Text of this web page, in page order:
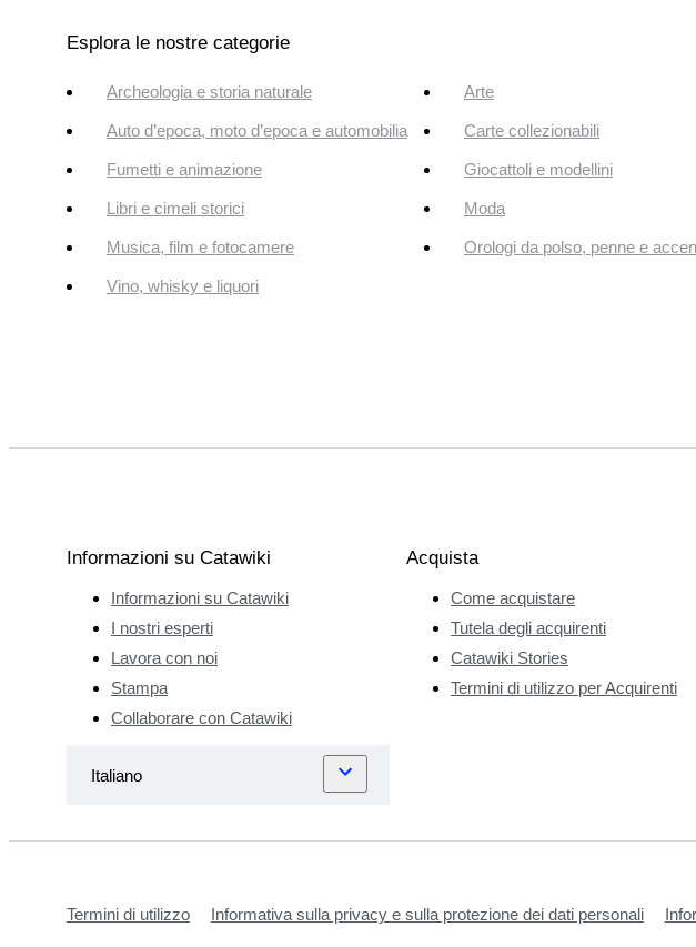
Esplora le nostre categorie
Archeologia e storia naturale Arte
Auto d’epoca, moto d’epoca e automobilia Carte collezionabili
Fumetti e animazione Giocattoli e modellini
Libri e cimeli storici Moda
Musica, film e fotocamere Orologi da polso, penne e
Vino, whisky e liquori
Informazioni su Catawiki
Informazioni su Catawiki
I nostri esperti
Lavora con noi
Stampa
Collaborare con Catawiki
Acquista
Come acquistare
Tutela degli acquirenti
Catawiki Stories
Termini di utilizzo per Acquirenti
Termini di utilizzo Informativa sulla privacy e sulla protezione dei dati personali